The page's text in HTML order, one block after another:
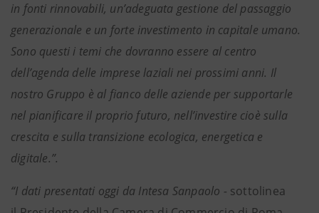
in fonti rinnovabili, un’adeguata gestione del passaggio
generazionale e un forte investimento in capitale umano.
Sono questi i temi che dovranno essere al centro
dell’agenda delle imprese laziali nei prossimi anni. Il
nostro Gruppo è al fianco delle aziende per supportarle
nel pianificare il proprio futuro, nell’investire cioè sulla
crescita e sulla transizione ecologica, energetica e
digitale.”.
“I dati presentati oggi da Intesa Sanpaolo - sottolinea